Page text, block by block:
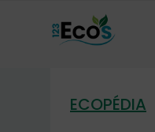
ECOPÉDIA